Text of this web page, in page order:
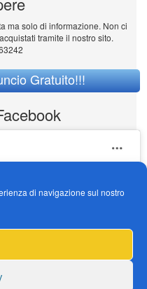
di navigazione sul nostro
ma solo di informazione. Non ci
tramite il nostro sito.
Gratuito!!!
Vendogokartit/
marketing e